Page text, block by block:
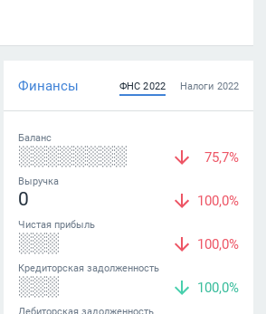
Финансы ФНС 2022 Налоги 2022
Баланс
░░░░░░░░ 75,7%
Выручка
0 100,0%
Чистая прибыль
░░░ 100,0%
Кредиторская задолженность
░░░ 100,0%
Дебиторская задолженность